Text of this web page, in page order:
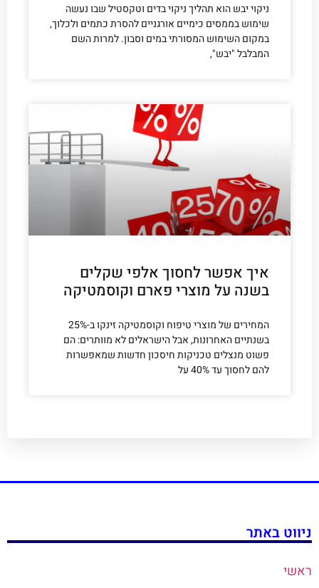
ניקוי יבש הוא תהליך ניקוי בדים וטקסטיל שבו נעשה
שימוש בממסים כימיים אורגניים להסרת כתמים ולכלוך,
במקום השימוש המסורתי במים וסבון. למרות השם
המבלבל "יבש",
איך אפשר לחסוך אלפי שקלים
בשנה על מוצרי פארם וקוסמטיקה
המחירים של מוצרי טיפוח וקוסמטיקה זינקו ב-25%
בשנתיים האחרונות, אבל הישראלים לא מוותרים: הם
פשוט מנצלים טכניקות חיסכון חדשות שמאפשרות
להם לחסוך עד 40% על
ניווט באתר
ראשי